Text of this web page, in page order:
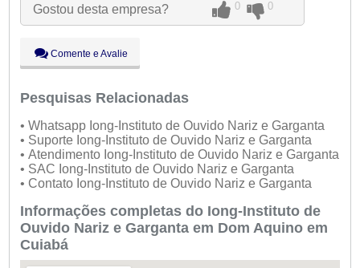
Qua:
09:00 - 18:00 Abertoagora
Sex:
09:00 - 18:00
Sáb:
Fechado
Dom:
Fechado
Gostou desta empresa? 0 0
Comente e Avalie
Pesquisas Relacionadas
• Whatsapp Iong-Instituto de Ouvido Nariz e Garganta
• Suporte Iong-Instituto de Ouvido Nariz e Garganta
• Atendimento Iong-Instituto de Ouvido Nariz e Garganta
• SAC Iong-Instituto de Ouvido Nariz e Garganta
• Contato Iong-Instituto de Ouvido Nariz e Garganta
Informações completas do Iong-Instituto de
Ouvido Nariz e Garganta em Dom Aquino em
Cuiabá